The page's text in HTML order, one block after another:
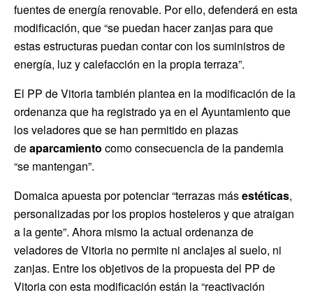
fuentes de energía renovable. Por ello, defenderá en esta
modificación, que “se puedan hacer zanjas para que
estas estructuras puedan contar con los suministros de
energía, luz y calefacción en la propia terraza”.
El PP de Vitoria también plantea en la modificación de la
ordenanza que ha registrado ya en el Ayuntamiento que
los veladores que se han permitido en plazas
deaparcamiento como consecuencia de la pandemia
“se mantengan”.
Domaica apuesta por potenciar “terrazas másestéticas,
personalizadas por los propios hosteleros y que atraigan
a la gente”. Ahora mismo la actual ordenanza de
veladores de Vitoria no permite ni anclajes al suelo, ni
zanjas. Entre los objetivos de la propuesta del PP de
Vitoria con esta modificación están la “reactivación